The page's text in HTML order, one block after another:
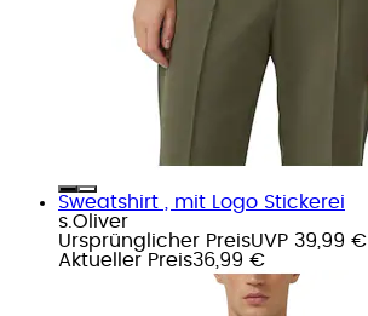
Sweatshirt , mit Logo Stickerei
s.Oliver
Ursprünglicher PreisUVP 39,99 €
Aktueller Preis36,99 €